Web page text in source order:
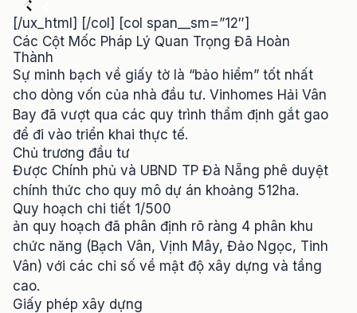
[/ux_html] [/col] [col span__sm=”12″]
Các Cột Mốc Pháp Lý Quan Trọng Đã Hoàn
Thành
Sự minh bạch về giấy tờ là “bảo hiểm” tốt nhất
cho dòng vốn của nhà đầu tư. Vinhomes Hải Vân
Bay đã vượt qua các quy trình thẩm định gắt gao
để đi vào triển khai thực tế.
Chủ trương đầu tư
Được Chính phủ và UBND TP Đà Nẵng phê duyệt
chính thức cho quy mô dự án khoảng 512ha.
Quy hoạch chi tiết 1/500
ản quy hoạch đã phân định rõ ràng 4 phân khu
chức năng (Bạch Vân, Vịnh Mây, Đảo Ngọc, Tinh
Vân) với các chỉ số về mật độ xây dựng và tầng
cao.
Giấy phép xây dựng